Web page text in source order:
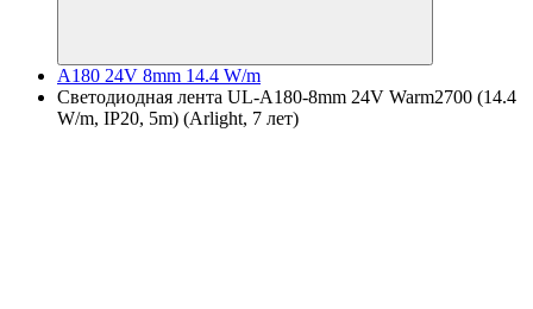
A180 24V 8mm 14.4 W/m
Светодиодная лента UL-A180-8mm 24V Warm2700 (14.4
W/m, IP20, 5m) (Arlight, 7 лет)